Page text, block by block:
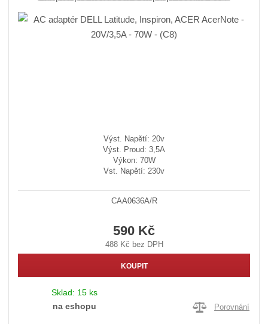
Výst. Napětí: 20v
Výst. Proud: 3,5A
Výkon: 70W
Vst. Napětí: 230v
CAA0636A/R
590 Kč
488 Kč bez DPH
KOUPIT
Sklad: 15 ks
na eshopu
Porovnání